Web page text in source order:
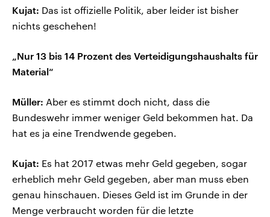
Kujat: Das ist offizielle Politik, aber leider ist bisher
nichts geschehen!
„Nur 13 bis 14 Prozent des Verteidigungshaushalts für
Material“
Müller: Aber es stimmt doch nicht, dass die
Bundeswehr immer weniger Geld bekommen hat. Da
hat es ja eine Trendwende gegeben.
Kujat: Es hat 2017 etwas mehr Geld gegeben, sogar
erheblich mehr Geld gegeben, aber man muss eben
genau hinschauen. Dieses Geld ist im Grunde in der
Menge verbraucht worden für die letzte